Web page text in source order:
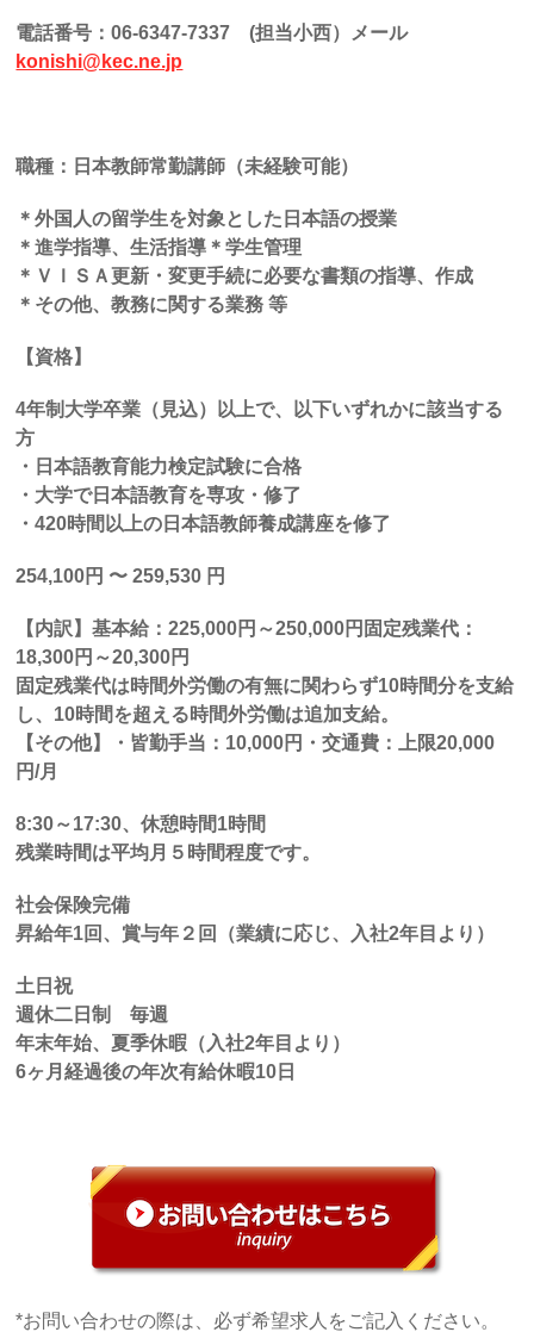
電話番号：06-6347-7337 (担当小西）メール
konishi@kec.ne.jp
職種：日本教師常勤講師（未経験可能）
＊外国人の留学生を対象とした日本語の授業
＊進学指導、生活指導＊学生管理
＊ＶＩＳＡ更新・変更手続に必要な書類の指導、作成
＊その他、教務に関する業務 等
【資格】
4年制大学卒業（見込）以上で、以下いずれかに該当する
方
・日本語教育能力検定試験に合格
・大学で日本語教育を専攻・修了
・420時間以上の日本語教師養成講座を修了
254,100円 〜 259,530 円
【内訳】基本給：225,000円～250,000円固定残業代：
18,300円～20,300円
固定残業代は時間外労働の有無に関わらず10時間分を支給
し、 10時間を超える時間外労働は追加支給。
【その他】・皆勤手当： 10,000円・交通費：上限20,000
円/月
8:30～17:30、休憩時間1時間
残業時間は平均月５時間程度です。
社会保険完備
昇給年1回、賞与年２回（業績に応じ、入社2年目より）
土日祝
週休二日制 毎週
年末年始、夏季休暇（入社2年目より）
6ヶ月経過後の年次有給休暇10 日
*お問い合わせの際は、必ず希望求人をご記入ください。